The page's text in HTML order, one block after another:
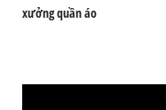
xưởng quần áo